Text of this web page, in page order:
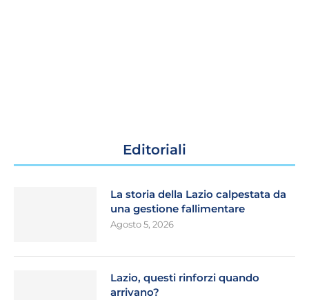
Editoriali
La storia della Lazio calpestata da
una gestione fallimentare
Agosto 5, 2026
Lazio, questi rinforzi quando
arrivano?